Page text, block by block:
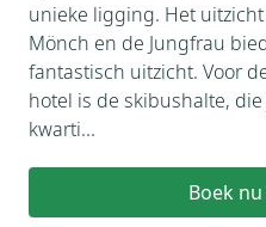
unieke ligging. Het uitzicht
Mönch en de Jungfrau
fantastisch uitzicht. Voor
hotel is de skibushalte,
kwarti...
Boek nu